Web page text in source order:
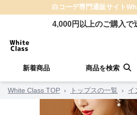
白コーデ専門通販サイト
4,000円以上のご購入で
新着商品 商品を検索
White Class TOP › トップスの一覧 › イ